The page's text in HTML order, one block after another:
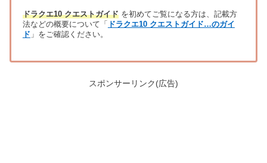
ドラクエ10 クエストガイドを初めてご覧になる方は、記載方
法などの概要について「
ドラクエ10 クエストガイド…のガイ
ド 」をご確認ください。
スポンサーリンク(広告)